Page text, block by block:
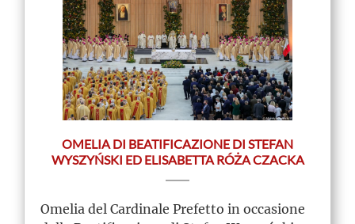
OMELIA DI BEATIFICAZIONE DI STEFAN
WYSZYŃSKI ED ELISABETTA RÓŻA CZACKA
Omelia del Cardinale Prefetto in occasione